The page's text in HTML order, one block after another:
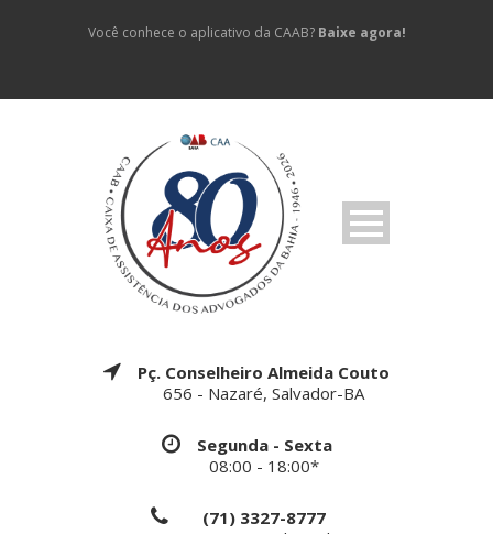
Você conhece o aplicativo da CAAB? Baixe agora!
Pç. Conselheiro Almeida Couto
656 - Nazaré, Salvador-BA
Segunda - Sexta
08:00 - 18:00*
(71) 3327-8777